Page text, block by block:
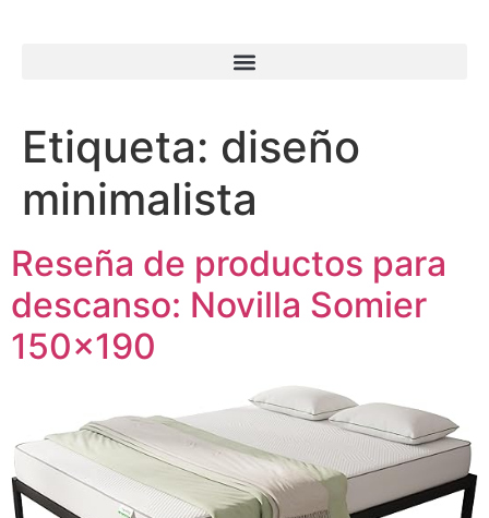
Etiqueta: diseño
minimalista
Reseña de productos para
descanso: Novilla Somier
150×190